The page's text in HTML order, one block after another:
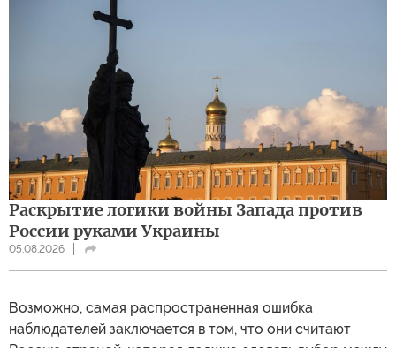
Раскрытие логики войны Запада против
России руками Украины
05.08.2026
Возможно, самая распространенная ошибка
наблюдателей заключается в том, что они считают